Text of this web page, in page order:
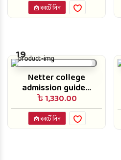
কার্টে নিন
19
Netter college
admission guide...
৳ 1,330.00
কার্টে নিন